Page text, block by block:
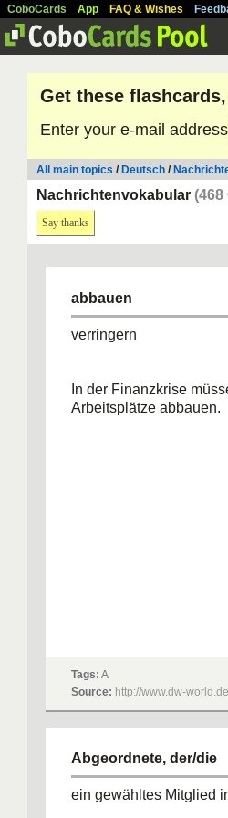
CoboCards App FAQ & Wishes
Get these
Enter your e-mail address
All main topics / Deutsch /
Nachrichtenvokabular (468
Say thanks
abbauen
verringern
In der Finanzkrise
Arbeitsplätze abbauen.
Tags: A
Source: http://www.dw-
Abgeordnete, der/die
ein gewähltes Mitglied